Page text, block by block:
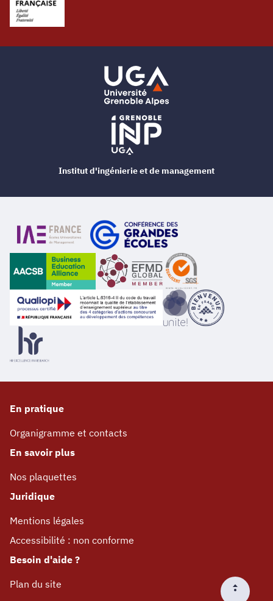
En pratique
Organigramme et contacts
En savoir plus
Nos plaquettes
Juridique
Mentions légales
Accessibilité : non conforme
Besoin d'aide ?
Plan du site
Institut d'ingénierie et de management